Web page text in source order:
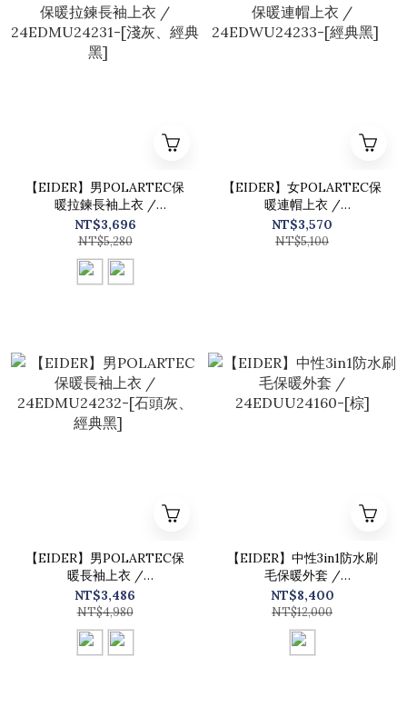
【EIDER】男POLARTEC保
暖拉鍊長袖上衣 /
24EDMU24231-[淺灰、經典
黑]
NT$3,696
NT$5,280
【EIDER】女POLARTEC保
暖連帽上衣 /
24EDWU24233-[經典黑]
NT$3,570
NT$5,100
【EIDER】男POLARTEC保
暖長袖上衣 /
24EDMU24232-[石頭灰、
經典黑]
NT$3,486
NT$4,980
【EIDER】中性3in1防水刷
毛保暖外套 /
24EDUU24160-[棕]
NT$8,400
NT$12,000